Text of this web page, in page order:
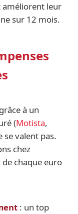
améliorent leur
sur 12 mois.
à un
(Motista,
valent pas.
chez
chaque euro
: un top